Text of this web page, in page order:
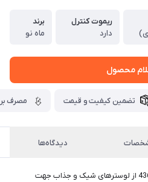
ریموت کنترل
دارد
برند
ماه نو
محصول
تضمین کیفیت و قیمت مصرف
دیدگاه‌ها
لوستر مدرن سقفی کریستالی با کد 436 از لوسترهای شیک و جذاب جهت